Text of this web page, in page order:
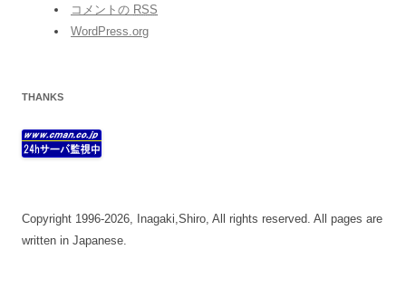
コメントの RSS
WordPress.org
THANKS
Copyright 1996-2026, Inagaki,Shiro, All rights reserved. All pages are
written in Japanese.